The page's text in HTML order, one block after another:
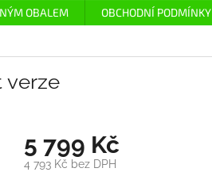
OBALEM OBCHODNÍ PODMÍNKY
verze
5 799 Kč
4 793 Kč bez DPH